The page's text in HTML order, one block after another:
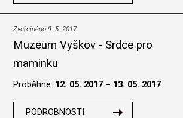
Zveřejněno 9. 5. 2017
Muzeum Vyškov - Srdce pro
maminku
Proběhne: 12. 05. 2017 – 13. 05. 2017
PODROBNOSTI